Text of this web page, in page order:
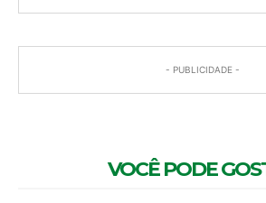
- PUBLICIDADE -
VOCÊ PODE